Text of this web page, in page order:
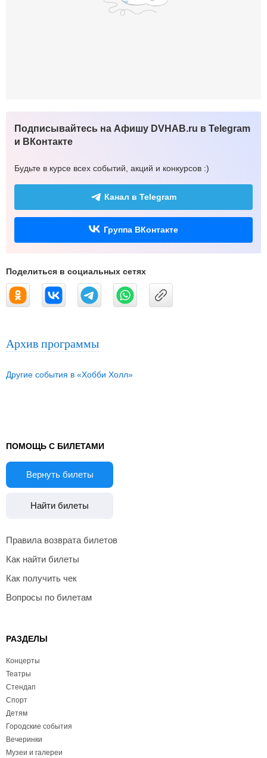
Подписывайтесь на Афишу DVHAB.ru в Telegram
и ВКонтакте
Будьте в курсе всех событий, акций и конкурсов :)
Канал в Telegram
Группа ВКонтакте
Поделиться в социальных сетях
Архив программы
Другие события в «Хобби Холл»
ПОМОЩЬ С БИЛЕТАМИ
Вернуть билеты
Найти билеты
Правила возврата билетов
Как найти билеты
Как получить чек
Вопросы по билетам
РАЗДЕЛЫ
Концерты
Театры
Стендап
Спорт
Детям
Городские события
Вечеринки
Музеи и галереи